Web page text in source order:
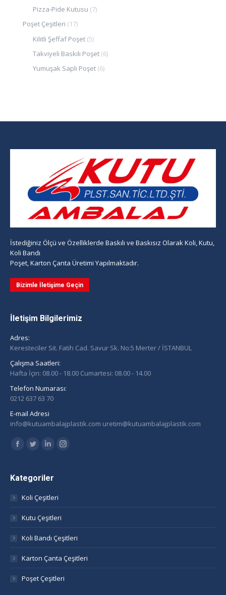
Pizza-Pide Kutusu (7)
Poşet Çeşitleri (17)
Kilitli Şeffaf Poşet (5)
Takviyeli Baskılı Poşet (6)
Yumuşak Saplı Poşet (6)
İstediğiniz Ölçü ve Özelliklerde Baskılı ve Baskısız Olarak Koli, Kutu,
Koli Bandı
Poşet, Karton Çanta Üretimi Yapılmaktadır.
Bizimle İletişime Geçin
İletişim Bilgilerimiz
Adres:
Keresteciler Sit. Fatih Cad. Savur Sk. No:5 Merter / İSTANBUL
Çalışma Saatleri:
Hafta İçin: 08.00 - 18.00 Cumartesi: 08.00 - 14.00
Telefon Numarası:
0212 637 63 70
E-mail Adresi
info@kutuambalajplastik.com uretim@kutuambalajplastik.com
Find us on:
Facebook
opens
new
window
Twitter
opens
new
window
Linkedin
opens
new
window
Instagram
Kategoriler
Koli Çeşitleri
Kutu Çeşitleri
Koli Bandı Çeşitleri
Karton Çanta Çeşitleri
Poşet Çeşitleri